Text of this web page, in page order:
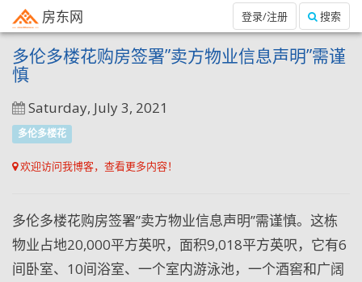
房东网 搜索
登录/注册
多伦多楼花购房签署”卖方物业信息声明”需谨
慎
Saturday, July 3, 2021
多伦多楼花
欢迎访问我博客，查看更多内容！
多伦多楼花购房签署”卖方物业信息声明”需谨慎。这栋
物业占地20,000平方英呎，面积9,018平方英呎，它有6
间卧室、10间浴室、一个室内游泳池，一个酒窖和广阔